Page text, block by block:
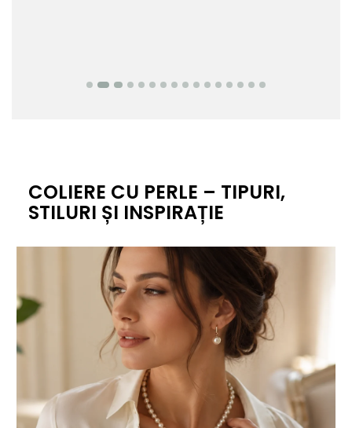
COLIERE CU PERLE – TIPURI,
STILURI ȘI INSPIRAȚIE